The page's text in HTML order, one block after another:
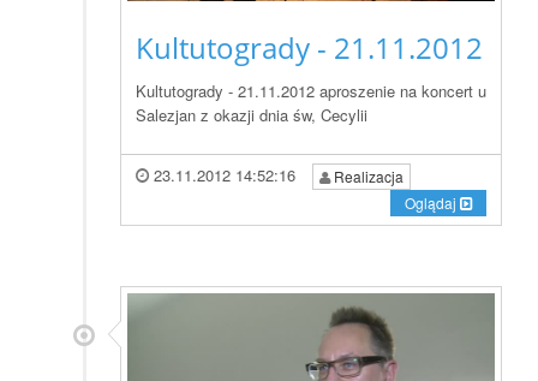
Kultutogrady - 21.11.2012
Kultutogrady - 21.11.2012 aproszenie na koncert u
Salezjan z okazji dnia św, Cecylii
23.11.2012 14:52:16
Realizacja
Oglądaj